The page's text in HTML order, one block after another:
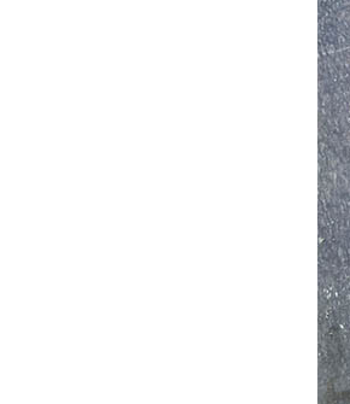
MUỖNG GỖ ĂN KEM